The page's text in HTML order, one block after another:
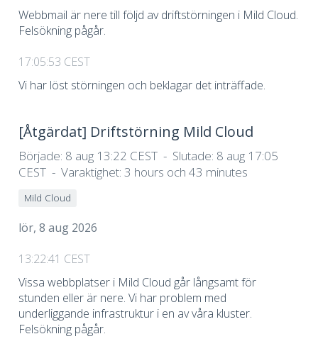
Webbmail är nere till följd av driftstörningen i Mild Cloud.
Felsökning pågår.
17:05:53 CEST
Vi har löst störningen och beklagar det inträffade.
[Åtgärdat] Driftstörning Mild Cloud
Började: 8 aug 13:22 CEST Slutade: 8 aug 17:05
CEST
Varaktighet: 3 hours och 43 minutes
Mild Cloud
lör, 8 aug 2026
13:22:41 CEST
Vissa webbplatser i Mild Cloud går långsamt för
stunden eller är nere. Vi har problem med
underliggande infrastruktur i en av våra kluster.
Felsökning pågår.